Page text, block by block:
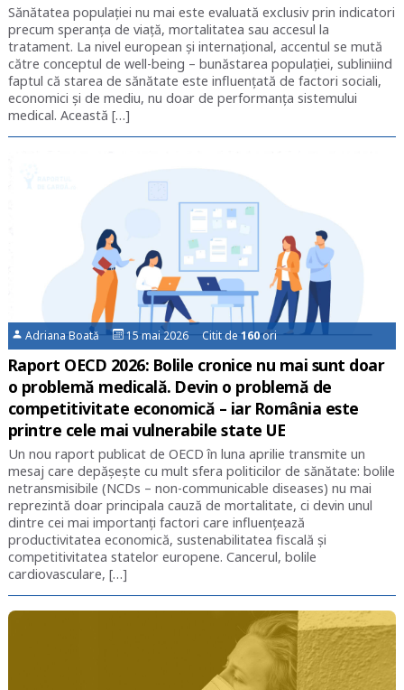
Sănătatea populației nu mai este evaluată exclusiv prin indicatori
precum speranța de viață, mortalitatea sau accesul la
tratament. La nivel european și internațional, accentul se mută
către conceptul de well-being – bunăstarea populației, subliniind
faptul că starea de sănătate este influențată de factori sociali,
economici și de mediu, nu doar de performanța sistemului
medical. Această […]
Adriana Boată 15 mai 2026 Citit de160ori
Raport OECD 2026: Bolile cronice nu mai sunt doar
o problemă medicală. Devin o problemă de
competitivitate economică – iar România este
printre cele mai vulnerabile state UE
Un nou raport publicat de OECD în luna aprilie transmite un
mesaj care depășește cu mult sfera politicilor de sănătate: bolile
netransmisibile (NCDs – non-communicable diseases) nu mai
reprezintă doar principala cauză de mortalitate, ci devin unul
dintre cei mai importanți factori care influențează
productivitatea economică, sustenabilitatea fiscală și
competitivitatea statelor europene. Cancerul, bolile
cardiovasculare, […]